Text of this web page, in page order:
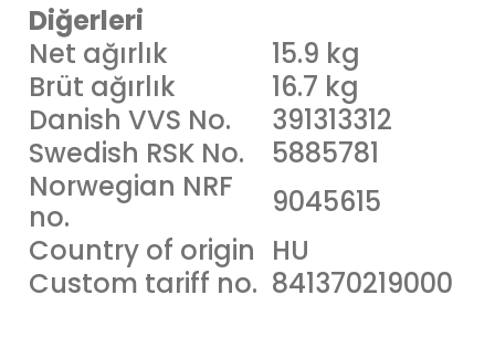
Diğerleri
Net ağırlık
15.9 kg
Brüt ağırlık
16.7 kg
Danish VVS No.
391313312
Swedish RSK No.
5885781
Norwegian NRF
no.
9045615
Country of origin HU
Custom tariff no. 841370219000